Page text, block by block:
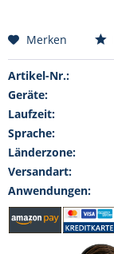
Merken
Artikel-Nr.:
Geräte:
Laufzeit:
Sprache:
Länderzone:
Versandart:
Anwendungen: